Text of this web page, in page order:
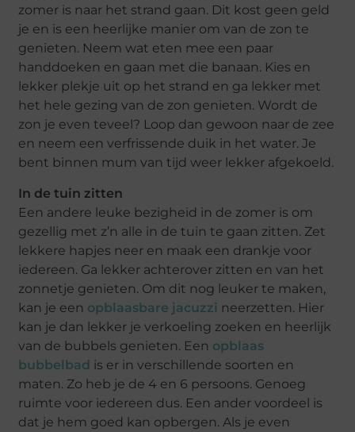
zomer is naar het strand gaan. Dit kost geen geld
je en is een heerlijke manier om van de zon te
genieten. Neem wat eten mee een paar
handdoeken en gaan met die banaan. Kies en
lekker plekje uit op het strand en ga lekker met
het hele gezing van de zon genieten. Wordt de
zon je even teveel? Loop dan gewoon naar de zee
en neem een verfrissende duik in het water. Je
bent binnen mum van tijd weer lekker afgekoeld.
In de tuin zitten
Een andere leuke bezigheid in de zomer is om
gezellig met z’n alle in de tuin te gaan zitten. Zet
lekkere hapjes neer en maak een drankje voor
iedereen. Ga lekker achterover zitten en van het
zonnetje genieten. Om dit nog leuker te maken,
kan je een opblaasbare jacuzzi neerzetten. Hier
kan je dan lekker je verkoeling zoeken en heerlijk
van de bubbels genieten. Een opblaas
bubbelbad is er in verschillende soorten en
maten. Zo heb je de 4 en 6 persoons. Genoeg
ruimte voor iedereen dus. Een ander voordeel is
dat je hem goed kan opbergen. Als je even